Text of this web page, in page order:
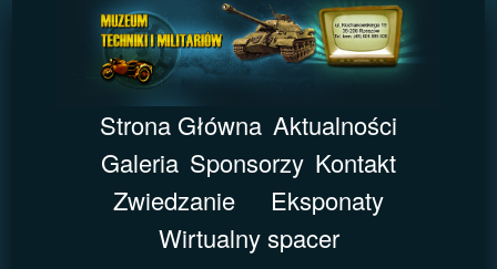
Strona Główna Aktualności
Galeria Sponsorzy Kontakt
Zwiedzanie
Eksponaty
Wirtualny spacer